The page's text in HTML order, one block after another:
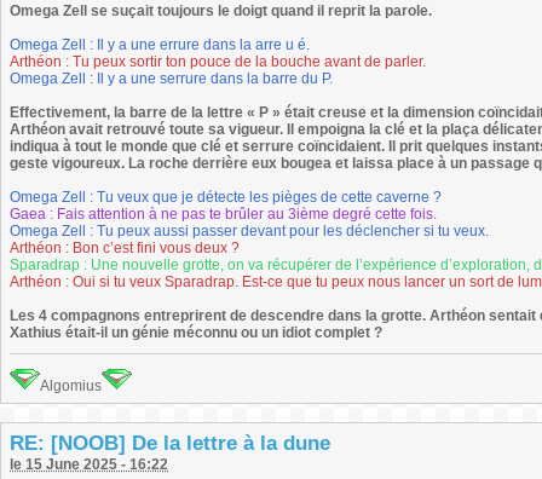
Omega Zell se suçait toujours le doigt quand il reprit la parole.
Omega Zell : Il y a une errure dans la arre u é.
Arthéon : Tu peux sortir ton pouce de la bouche avant de parler.
Omega Zell : Il y a une serrure dans la barre du P.
Effectivement, la barre de la lettre « P » était creuse et la dimension
Arthéon avait retrouvé toute sa vigueur. Il empoigna la clé et la plaça
indiqua à tout le monde que clé et serrure coïncidaient. Il prit quelques
geste vigoureux. La roche derrière eux bougea et laissa place à un passage
Omega Zell : Tu veux que je détecte les pièges de cette caverne ?
Gaea : Fais attention à ne pas te brûler au 3ième degré cette fois.
Omega Zell : Tu peux aussi passer devant pour les déclencher si tu veux.
Arthéon : Bon c’est fini vous deux ?
Sparadrap : Une nouvelle grotte, on va récupérer de l’expérience
Arthéon : Oui si tu veux Sparadrap. Est-ce que tu peux nous lancer un sort de
Les 4 compagnons entreprirent de descendre dans la grotte. Arthéon
Xathius était-il un génie méconnu ou un idiot complet ?
Algomius
RE: [NOOB] De la lettre à la dune
le 15 June 2025 - 16:22